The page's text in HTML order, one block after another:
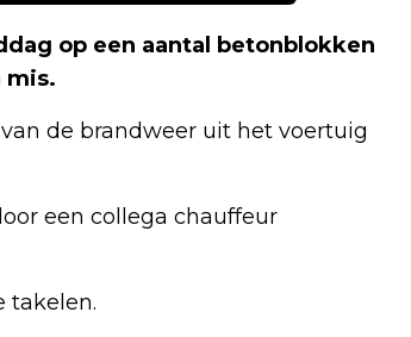
op een aantal betonblokken
mis.
de brandweer uit het voertuig
een collega chauffeur
takelen.